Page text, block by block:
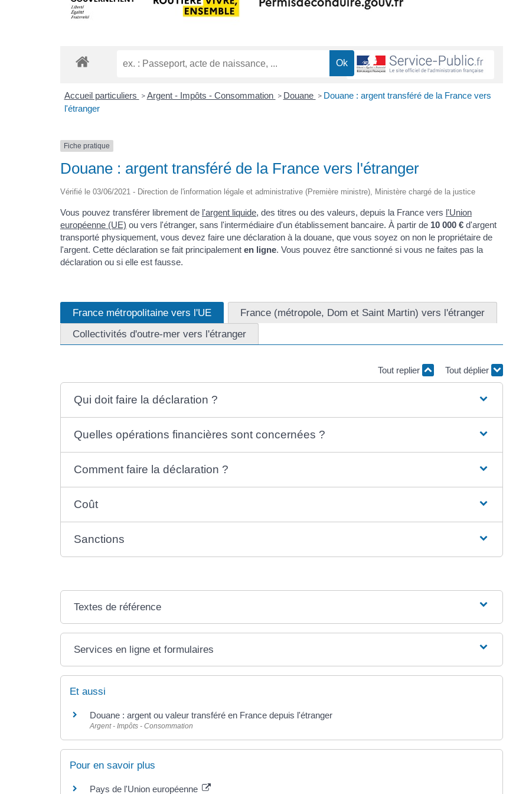
Accueil particuliers > Argent - Impôts - Consommation > Douane > Douane : argent transféré de la France vers
l'étranger
Fiche pratique
Douane : argent transféré de la France vers l'étranger
Vérifié le 03/06/2021 - Direction de l'information légale et administrative (Première ministre), Ministère chargé de la justice
Vous pouvez transférer librement de l'argent liquide, des titres ou des valeurs, depuis la France vers l'Union
européenne (UE) ou vers l'étranger, sans l'intermédiaire d'un établissement bancaire. À partir de 10 000 € d'argent
transporté physiquement, vous devez faire une déclaration à la douane, que vous soyez on non le propriétaire de
l'argent. Cette déclaration se fait principalement en ligne. Vous pouvez être sanctionné si vous ne faites pas la
déclaration ou si elle est fausse.
France métropolitaine vers l'UE
France (métropole, Dom et Saint Martin) vers l'étranger
Collectivités d'outre-mer vers l'étranger
Tout replier Tout déplier
Qui doit faire la déclaration ?
Quelles opérations financières sont concernées ?
Comment faire la déclaration ?
Coût
Sanctions
Textes de référence
Services en ligne et formulaires
Et aussi
Douane : argent ou valeur transféré en France depuis l'étranger
Argent - Impôts - Consommation
Pour en savoir plus
Pays de l'Union européenne